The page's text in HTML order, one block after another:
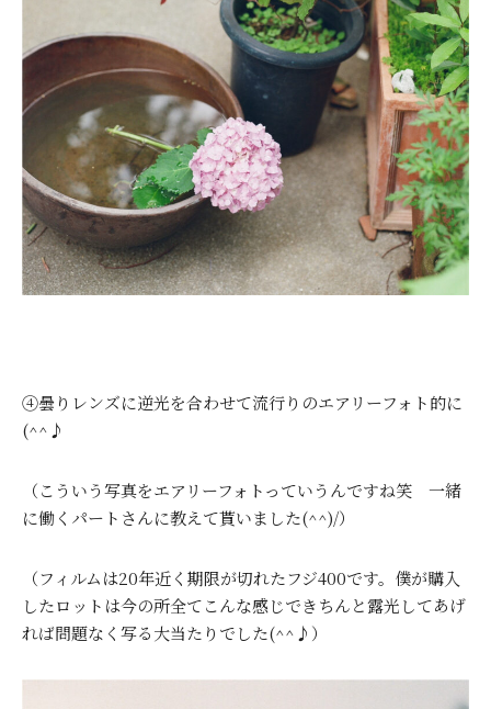
④曇りレンズに逆光を合わせて流行りのエアリーフォト的に
(^^♪
（こういう写真をエアリーフォトっていうんですね笑 一緒
に働くパートさんに教えて貰いました(^^)/）
（フィルムは20年近く期限が切れたフジ400です。僕が購入
したロットは今の所全てこんな感じできちんと露光してあげ
れば問題なく写る大当たりでした(^^♪）